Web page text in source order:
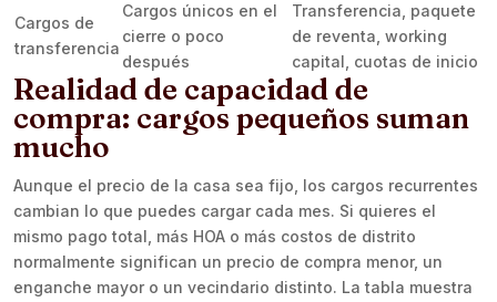
Cargos de
transferencia
Cargos únicos en el
cierre o poco
después
Transferencia, paquete
de reventa, working
capital, cuotas de inicio
Realidad de capacidad de
compra: cargos pequeños suman
mucho
Aunque el precio de la casa sea fijo, los cargos recurrentes
cambian lo que puedes cargar cada mes. Si quieres el
mismo pago total, más HOA o más costos de distrito
normalmente significan un precio de compra menor, un
enganche mayor o un vecindario distinto. La tabla muestra